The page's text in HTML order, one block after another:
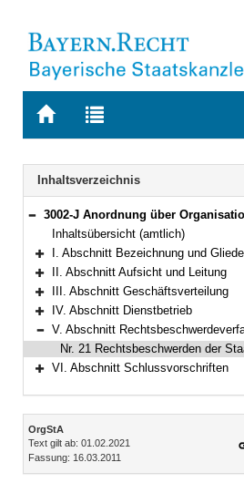
Zur
BAYERN.RECHT
Zur
letzten
Suche
Navigation
Inhaltsverzeichnis
Bereich reduzieren
3002-J Anordnung über Organisation und Dienstbetrieb der Staatsanwaltschaften (OrgStA) Bekanntmachung des Bayerischen Staatsministeriums
Inhaltsübersicht (amtlich)
Bereich erweitern
I. Abschnitt Bezeichnung und
Bereich erweitern
II. Abschnitt Aufsicht und Leitung
Bereich erweitern
III. Abschnitt Geschäftsverteilung
Bereich erweitern
IV. Abschnitt Dienstbetrieb
Bereich reduzieren
V. Abschnitt
Nr. 21 Rechtsbeschwerden der
VI. Abschnitt Schlussvorschriften
Inhalt
OrgStA
Text gilt ab: 01.02.2021
Fassung: 16.03.2011